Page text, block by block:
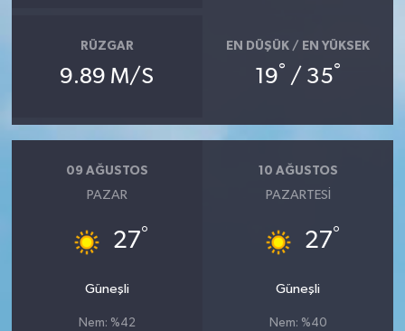
RÜZGAR
9.89 M/S
EN DÜŞÜK / EN YÜKSEK
19° / 35°
09 AĞUSTOS
PAZAR
27°
Güneşli
Nem: %42
10 AĞUSTOS
PAZARTESI
27°
Güneşli
Nem: %40